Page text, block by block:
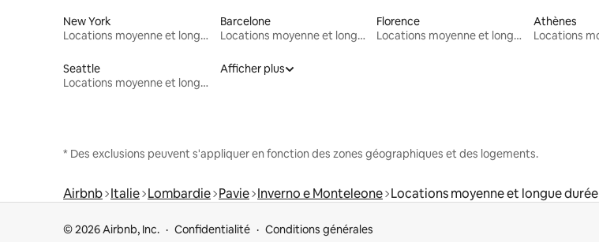
New York
Locations moyenne et longue durée
Barcelone
Locations moyenne et longue durée
Florence
Locations moyenne et longue durée
Athènes
Seattle
Locations moyenne et longue durée
Afficher plus
* Des exclusions peuvent s'appliquer en fonction des zones géographiques et des logements.
Airbnb Italie Lombardie Pavie Inverno e Monteleone Locations moyenne et longue durée
© 2026 Airbnb, Inc. Confidentialité Conditions générales